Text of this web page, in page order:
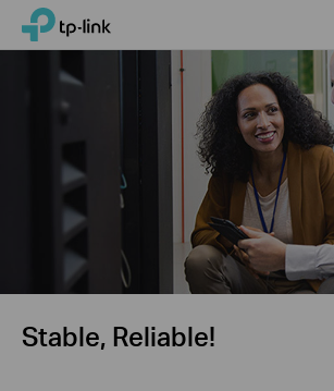
Click
navigation
TP-Link, Reliably Smart
Stable, Reliable!